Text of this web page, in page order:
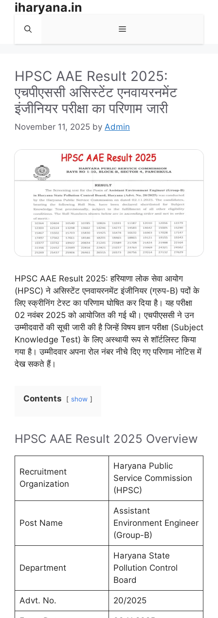
Skip
content
iharyana.in
Menu
HPSC AAE Result 2025:
एचपीएससी असिस्टेंट एनवायरनमेंट
इंजीनियर परीक्षा का परिणाम जारी
November 11, 2025 by Admin
HPSC AAE Result 2025: हरियाणा लोक सेवा आयोग
(HPSC) ने असिस्टेंट एनवायरनमेंट इंजीनियर (ग्रुप-B) पदों के
लिए स्क्रीनिंग टेस्ट का परिणाम घोषित कर दिया है। यह परीक्षा
02 नवंबर 2025 को आयोजित की गई थी। एचपीएससी ने उन
उम्मीदवारों की सूची जारी की है जिन्हें विषय ज्ञान परीक्षा (Subject
Knowledge Test) के लिए अस्थायी रूप से शॉर्टलिस्ट किया
गया है। उम्मीदवार अपना रोल नंबर नीचे दिए गए परिणाम नोटिस में
देख सकते हैं।
Contents show
HPSC AAE Result 2025 Overview
Recruitment
Organization
Haryana Public
Service Commission
(HPSC)
Post Name
Assistant
Environment Engineer
(Group-B)
Department
Haryana State
Pollution Control
Board
Advt. No. 20/2025